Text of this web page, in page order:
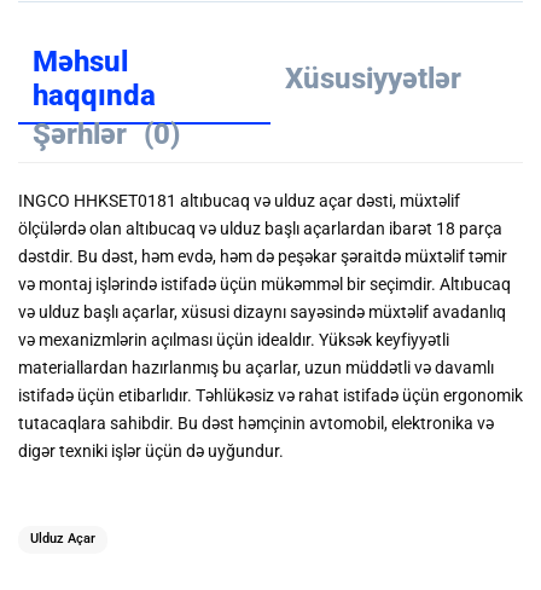
Məhsul
haqqında
Xüsusiyyətlər
Şərhlər (0)
INGCO HHKSET0181 altıbucaq və ulduz açar dəsti, müxtəlif
ölçülərdə olan altıbucaq və ulduz başlı açarlardan ibarət 18 parça
dəstdir. Bu dəst, həm evdə, həm də peşəkar şəraitdə müxtəlif təmir
və montaj işlərində istifadə üçün mükəmməl bir seçimdir. Altıbucaq
və ulduz başlı açarlar, xüsusi dizaynı sayəsində müxtəlif avadanlıq
və mexanizmlərin açılması üçün idealdır. Yüksək keyfiyyətli
materiallardan hazırlanmış bu açarlar, uzun müddətli və davamlı
istifadə üçün etibarlıdır. Təhlükəsiz və rahat istifadə üçün ergonomik
tutacaqlara sahibdir. Bu dəst həmçinin avtomobil, elektronika və
digər texniki işlər üçün də uyğundur.
Ulduz Açar